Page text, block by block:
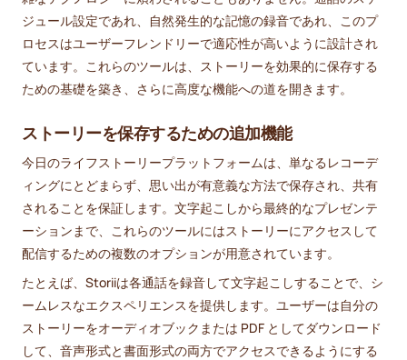
ジュール設定であれ、自然発生的な記憶の録音であれ、このプ
ロセスはユーザーフレンドリーで適応性が高いように設計され
ています。これらのツールは、ストーリーを効果的に保存する
ための基礎を築き、さらに高度な機能への道を開きます。
ストーリーを保存するための追加機能
今日のライフストーリープラットフォームは、単なるレコーデ
ィングにとどまらず、思い出が有意義な方法で保存され、共有
されることを保証します。文字起こしから最終的なプレゼンテ
ーションまで、これらのツールにはストーリーにアクセスして
配信するための複数のオプションが用意されています。
たとえば、Storiiは各通話を録音して文字起こしすることで、シ
ームレスなエクスペリエンスを提供します。ユーザーは自分の
ストーリーをオーディオブックまたは PDF としてダウンロード
して、音声形式と書面形式の両方でアクセスできるようにする